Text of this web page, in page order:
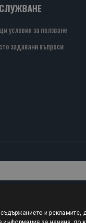
условия за ползване
задавани въпроси
и